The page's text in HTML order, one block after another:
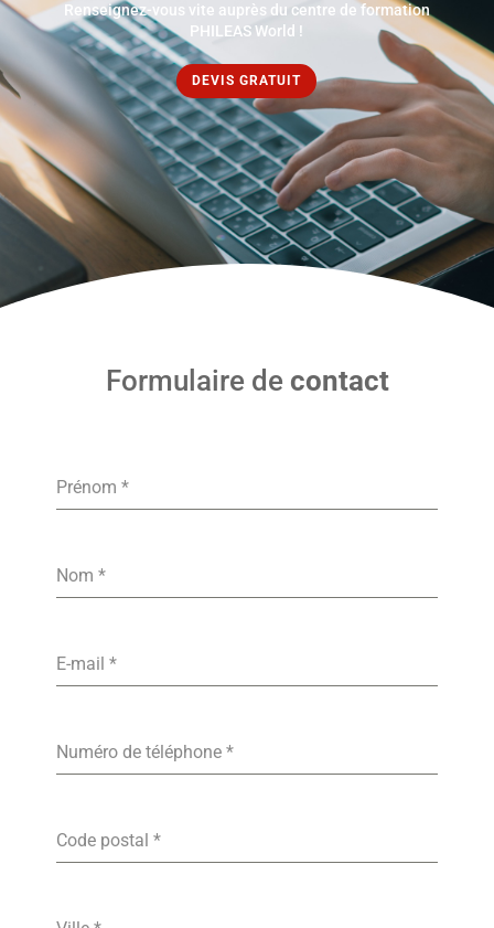
Renseignez-vous vite auprès du centre de formation
PHILEAS World !
DEVIS GRATUIT
Formulaire de contact
Prénom*
Nom*
E-mail*
Numéro de téléphone*
Code postal*